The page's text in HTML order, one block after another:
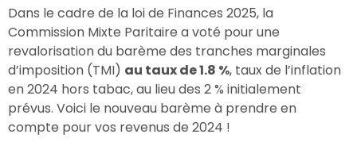
Dans le cadre de la loi de Finances 2025, la
Commission Mixte Paritaire a voté pour une
revalorisation du barème des tranches marginales
d’imposition (TMI) au taux de 1.8 %, taux de l’inflation
en 2024 hors tabac, au lieu des 2 % initialement
prévus. Voici le nouveau barème à prendre en
compte pour vos revenus de 2024 !